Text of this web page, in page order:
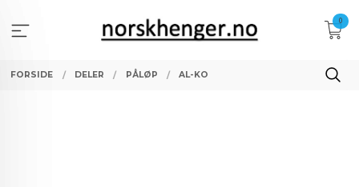
innholdet
0
FORSIDE DELER PÅLØP AL-KO